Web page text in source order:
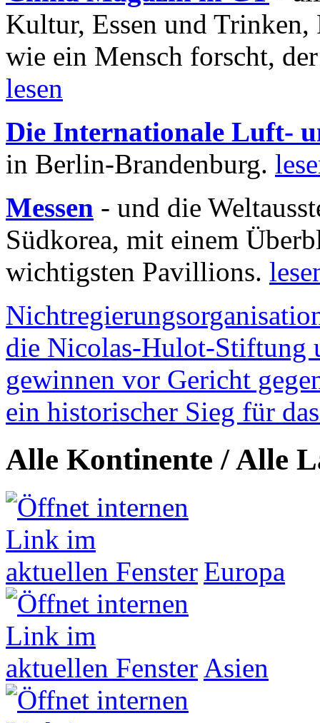
Kultur, Essen und
wie ein Mensch forscht,
lesen
Die Internationale Luft-
in Berlin-Brandenburg.
Messen - und die
Südkorea, mit einem
wichtigsten Pavillions.
die Nicolas-Hulot-Stiftung
gewinnen vor Gericht
ein historischer Sieg für
Alle Kontinente / Alle
Europa
Asien